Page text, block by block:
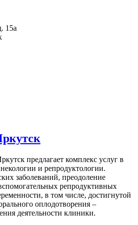
15а
предлагает комплекс услуг в
и репродуктологии.
заболеваний, преодоление
репродуктивных
в том числе, достигнутой
оплодотворения –
деятельности клиники.